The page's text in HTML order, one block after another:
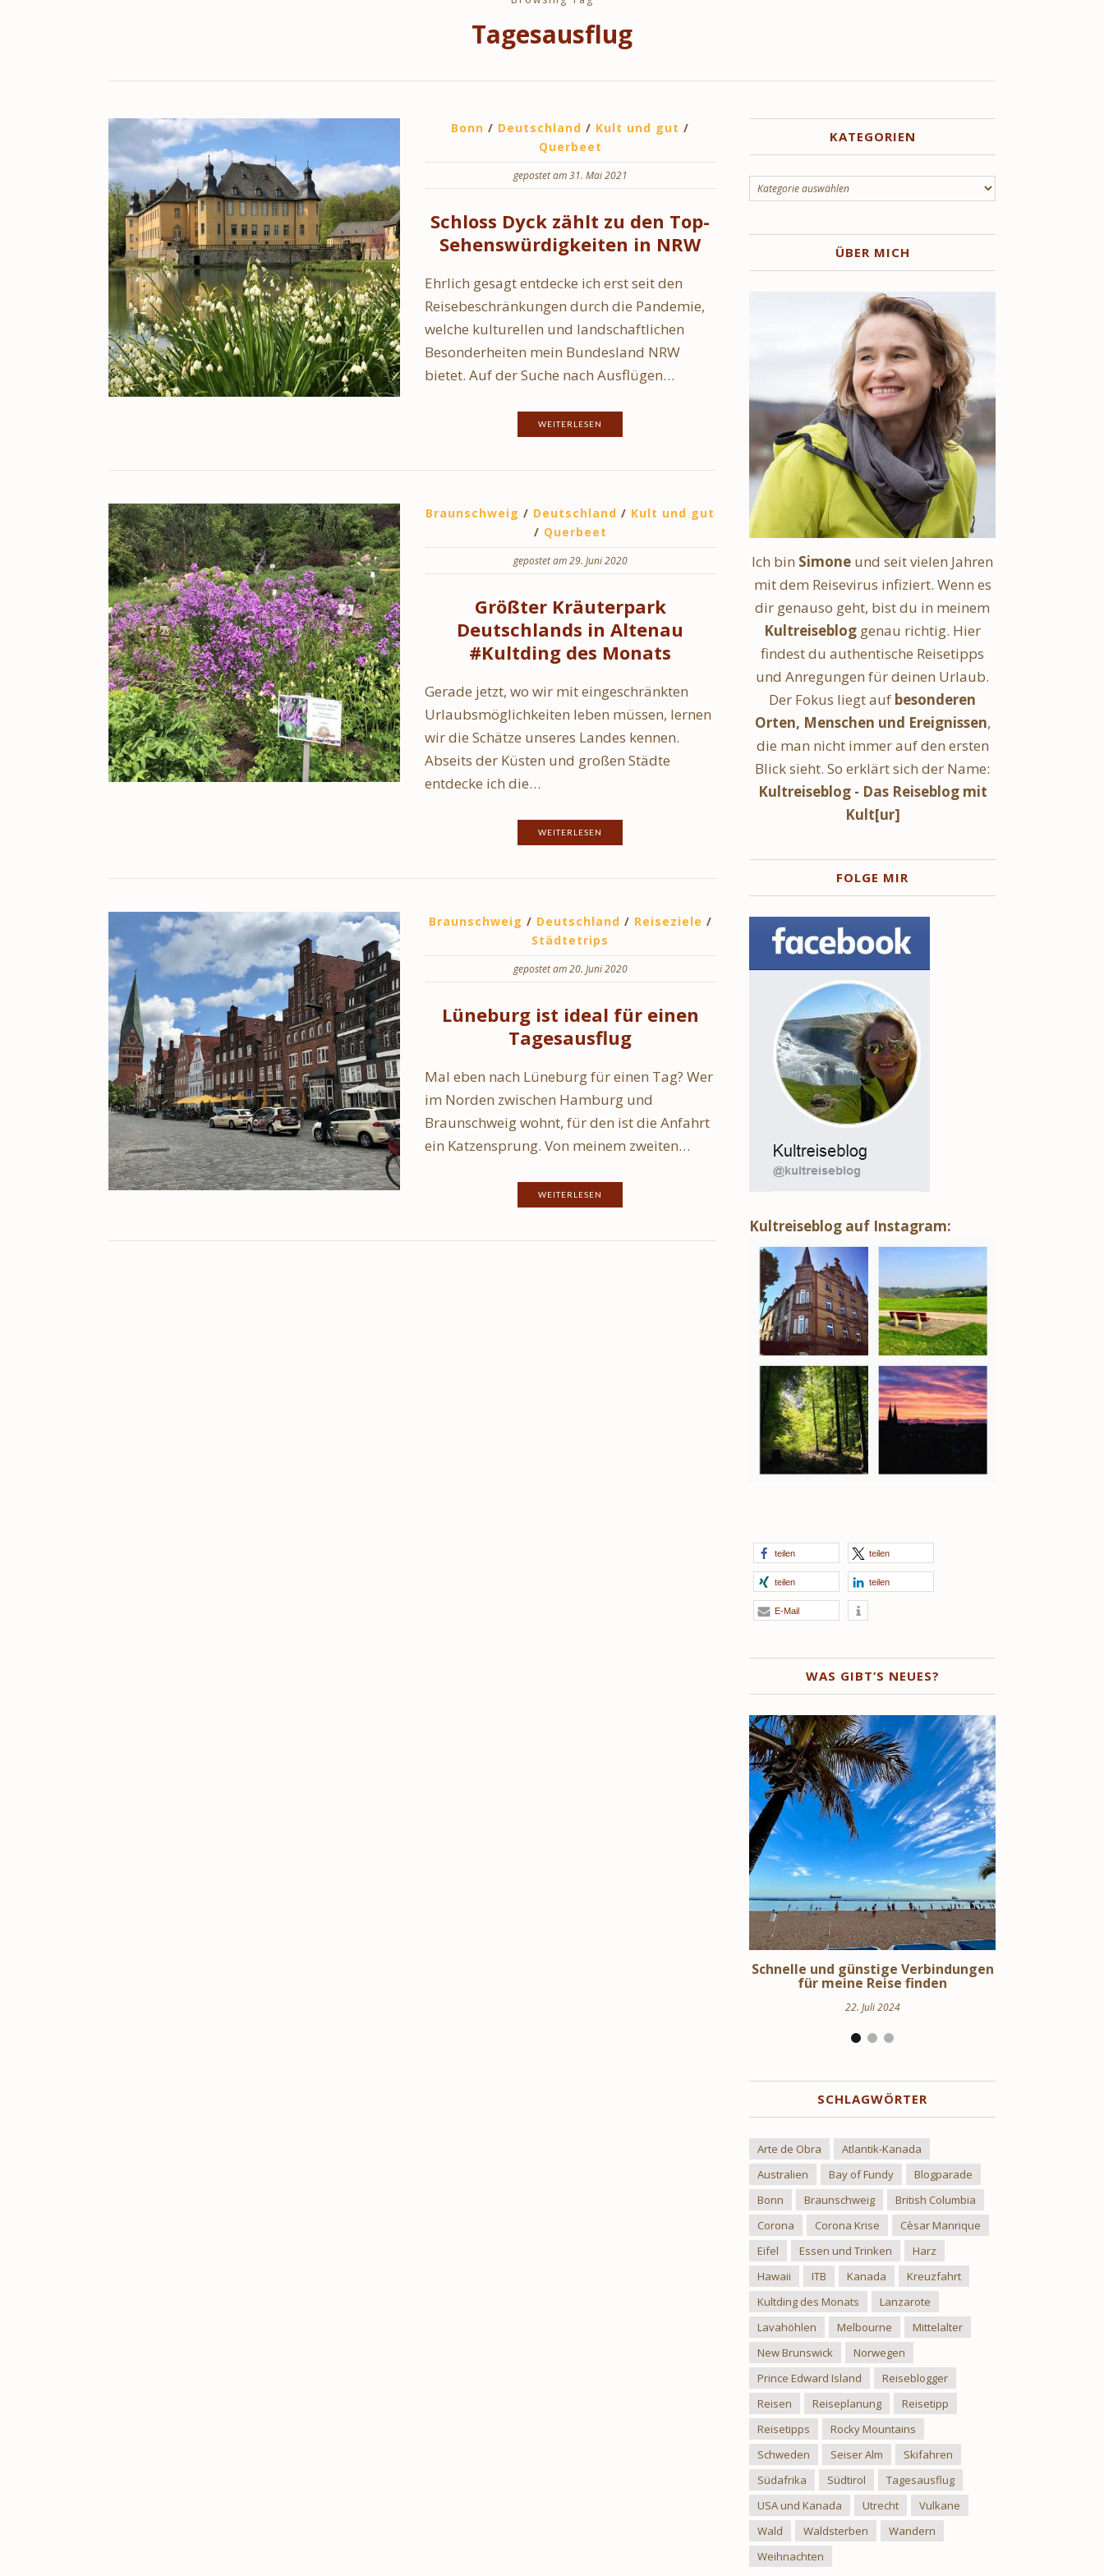
Tagesausflug
Bonn / Deutschland / Kult und gut /
Querbeet
gepostet am 31. Mai 2021
Schloss Dyck zählt zu den Top-
Sehenswürdigkeiten in NRW
Ehrlich gesagt entdecke ich erst seit den
Reisebeschränkungen durch die Pandemie,
welche kulturellen und landschaftlichen
Besonderheiten mein Bundesland NRW
bietet. Auf der Suche nach Ausflügen…
WEITERLESEN
Braunschweig / Deutschland / Kult und gut
/ Querbeet
gepostet am 29. Juni 2020
Größter Kräuterpark
Deutschlands in Altenau
#Kultding des Monats
Gerade jetzt, wo wir mit eingeschränkten
Urlaubsmöglichkeiten leben müssen, lernen
wir die Schätze unseres Landes kennen.
Abseits der Küsten und großen Städte
entdecke ich die…
WEITERLESEN
Braunschweig / Deutschland / Reiseziele /
Städtetrips
gepostet am 20. Juni 2020
Lüneburg ist ideal für einen
Tagesausflug
Mal eben nach Lüneburg für einen Tag? Wer
im Norden zwischen Hamburg und
Braunschweig wohnt, für den ist die Anfahrt
ein Katzensprung. Von meinem zweiten…
WEITERLESEN
KATEGORIEN
Kategorien
ÜBER MICH
Ich bin Simone und seit vielen Jahren
mit dem Reisevirus infiziert. Wenn es
dir genauso geht, bist du in meinem
Kultreiseblog genau richtig. Hier
findest du authentische Reisetipps
und Anregungen für deinen Urlaub.
Der Fokus liegt auf besonderen
Orten, Menschen und Ereignissen,
die man nicht immer auf den ersten
Blick sieht. So erklärt sich der Name:
Kultreiseblog - Das Reiseblog mit
Kult[ur]
FOLGE MIR
Kultreiseblog auf Instagram:
teilen teilen
teilen teilen
E-Mail
WAS GIBT’S NEUES?
Schweden Urlaub – Haus am See in
Uppland
24. März 2024
SCHLAGWÖRTER
Arte de Obra
Atlantik-Kanada
Australien
Bay of Fundy
Blogparade
Bonn
Braunschweig
British Columbia
Corona
Corona Krise
Cèsar Manrique
Eifel
Essen und Trinken
Harz
Hawaii
ITB Kanada
Kreuzfahrt
Kultding des Monats
Lanzarote
Lavahöhlen
Melbourne
Mittelalter
New Brunswick
Norwegen
Prince Edward Island
Reiseblogger
Reisen
Reiseplanung
Reisetipp
Reisetipps
Rocky Mountains
Schweden
Seiser Alm
Skifahren
Südafrika
Südtirol
Tagesausflug
USA und Kanada
Utrecht
Vulkane
Wald
Waldsterben
Wandern
Weihnachten